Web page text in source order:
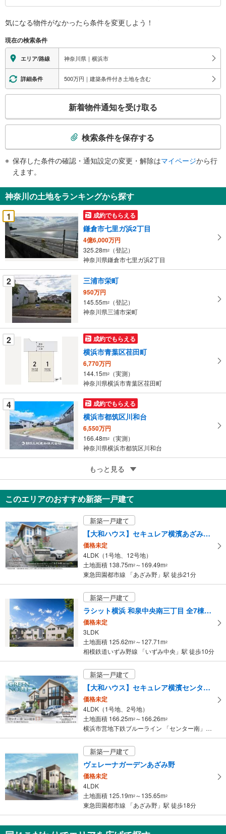
情
報
気になる物件がなかったら条件を変更しよう！
現在の検索条件
エリア/路線 神奈川県｜横浜市
詳細条件 500万円｜建築条件付き土地を含む
検
知
を
受
け
取
る
・
条
件
を
ー
ジ
る
新着物件通知を受け取る
検索条件を保存する
保存した条件の確認・通知設定の変更・解除はマイページから行
えます。
神奈川の土地をランキングから探す
1
成約でもらえる
鎌倉市七里ガ浜2丁目
4億6,000万円
325.28m2
（登記）
神奈川県鎌倉市七里ガ浜2丁目
2 三浦市栄町
950万円
145.55m2
（登記）
神奈川県三浦市栄町
2 成約でもらえる
横浜市青葉区荏田町
6,770万円
144.15m2
（実測）
神奈川県横浜市青葉区荏田町
4 成約でもらえる
横浜市都筑区川和台
6,550万円
166.48m2
（実測）
神奈川県横浜市都筑区川和台
成約でもらえる
大和市下鶴間
3,780万円
191.62m
（登記）
もっと見る
このエリアのおすすめ新築一戸建て
新築一戸建て
【大和ハウス】セキュレア横濱あざみ野III GRACE HILL WEST（分譲住宅）
価格未定
4LDK（1号地、12号地）
土地面積 138.75m2 ～169.49m2
東急田園都市線 「あざみ野」駅 徒歩21分
新築一戸建て
ラシット横浜 和泉中央南三丁目 全7棟ラシット横浜 和泉中央南三丁目 全7棟
価格未定
3LDK
土地面積 125.62m2 ～127.71m2
相模鉄道いずみ野線 「いずみ中央」駅 徒歩10分
新築一戸建て
【大和ハウス】セキュレア横濱センター南 GREEN NOBLE（分譲住宅）
価格未定
4LDK（1号地、2号地）
土地面積 166.25m2 ～166.26m2
横浜市営地下鉄ブルーライン 「センター南」駅 徒歩13分
新築一戸建て
ヴェレーナガーデンあざみ野
価格未定
4LDK
土地面積 125.19m2 ～135.65m2
東急田園都市線 「あざみ野」駅 徒歩18分